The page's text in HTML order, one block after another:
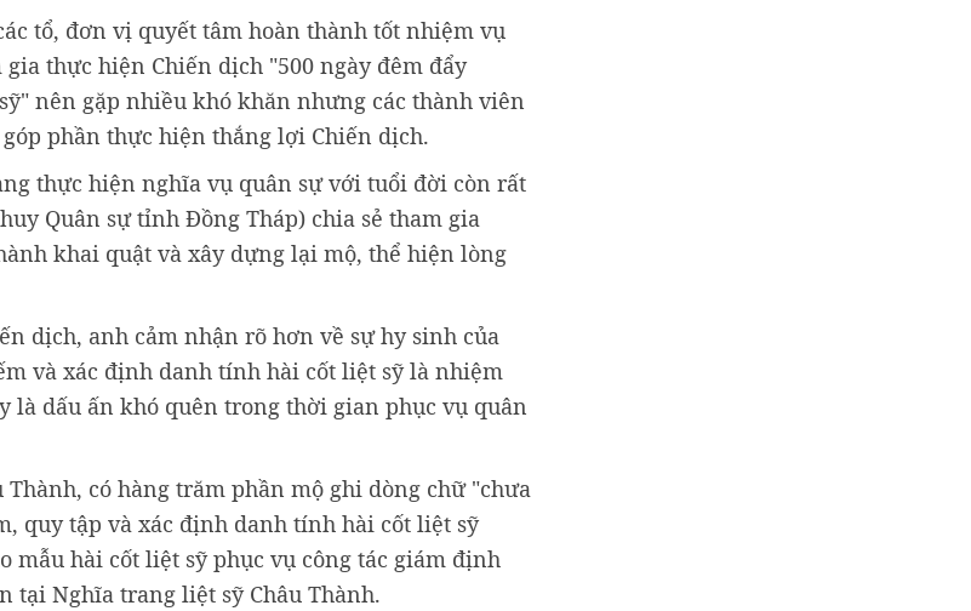
tổ, đơn vị quyết tâm hoàn thành tốt nhiệm vụ
thực hiện Chiến dịch "500 ngày đêm đẩy
nên gặp nhiều khó khăn nhưng các thành viên
phần thực hiện thắng lợi Chiến dịch.
thực hiện nghĩa vụ quân sự với tuổi đời còn rất
Quân sự tỉnh Đồng Tháp) chia sẻ tham gia
khai quật và xây dựng lại mộ, thể hiện lòng
dịch, anh cảm nhận rõ hơn về sự hy sinh của
và xác định danh tính hài cốt liệt sỹ là nhiệm
dấu ấn khó quên trong thời gian phục vụ quân
có hàng trăm phần mộ ghi dòng chữ "chưa
quy tập và xác định danh tính hài cốt liệt sỹ
mẫu hài cốt liệt sỹ phục vụ công tác giám định
tại Nghĩa trang liệt sỹ Châu Thành.